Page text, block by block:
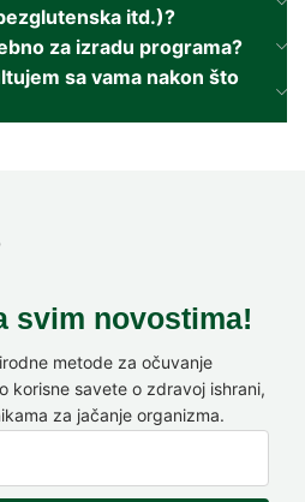
itd.)?
za izradu programa?
sa vama nakon što
svim novostima!
metode za očuvanje
korisne savete o zdravoj ishrani,
za jačanje organizma.